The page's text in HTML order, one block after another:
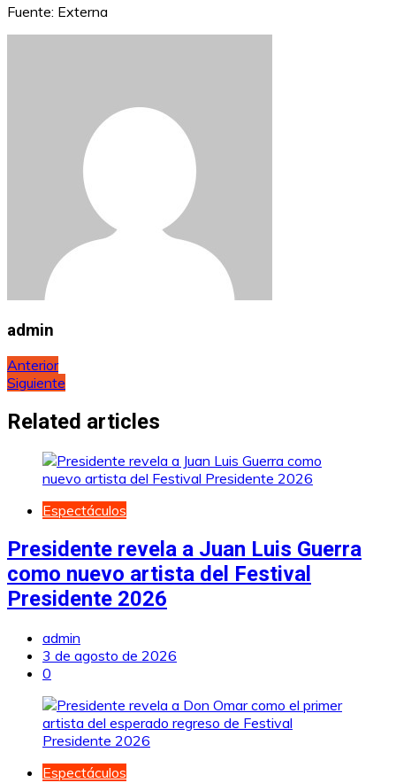
Fuente: Externa
admin
Navegación
de
entradas
Anterior
Siguiente
Related articles
Espectáculos
Presidente revela a Juan Luis Guerra
como nuevo artista del Festival
Presidente 2026
admin
3 de agosto de 2026
0
Espectáculos